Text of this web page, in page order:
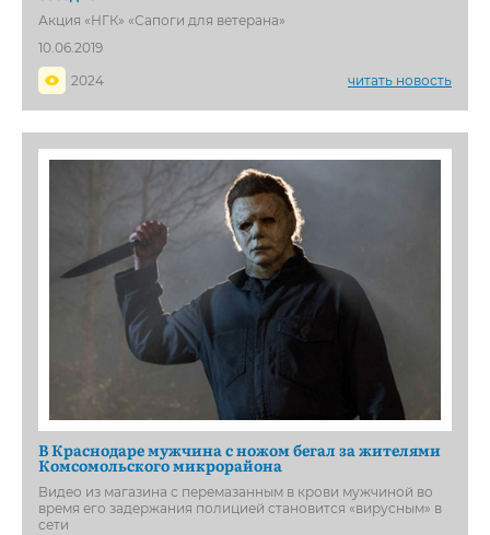
Акция «НГК» «Сапоги для ветерана»
10.06.2019
2024
читать новость
В Краснодаре мужчина с ножом бегал за жителями
Комсомольского микрорайона
Видео из магазина с перемазанным в крови мужчиной во
время его задержания полицией становится «вирусным» в
сети